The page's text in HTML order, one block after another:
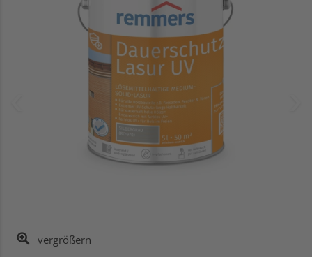
vergrößern